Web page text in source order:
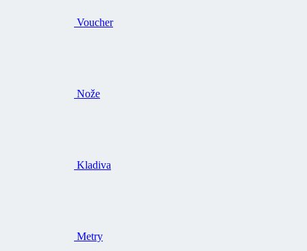
Voucher
Nože
Kladiva
Metry